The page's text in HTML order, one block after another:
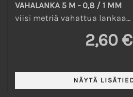
VAHALANKA 5 M - 0,8 / 1 MM
viisi metriä vahattua lankaa...
2,60 €